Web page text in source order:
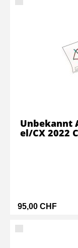
95,00 CHF
Unbekannt
el/CX 2022